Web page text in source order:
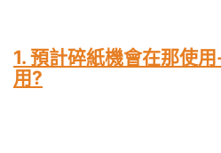
1. 預計碎紙機會在那使
用?